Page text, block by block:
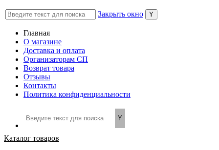
Закрыть окно
Главная
О магазине
Доставка и оплата
Организаторам СП
Возврат товара
Отзывы
Контакты
Политика конфиденциальности
Каталог товаров